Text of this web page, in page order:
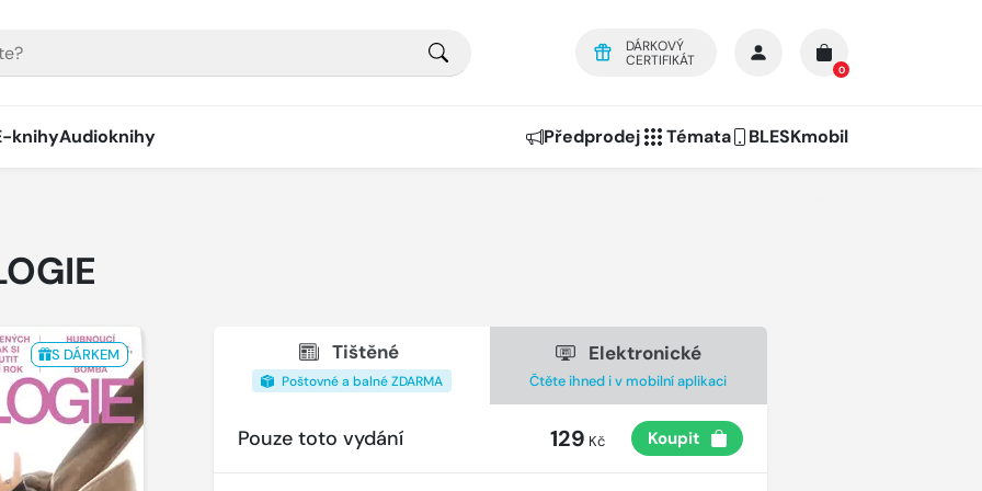
DÁRKOVÝ
CERTIFIKÁT
0
knihyAudioknihy Předprodej Témata BLESKmobil
S DÁRKEM Tištěné
Poštovné a balné ZDARMA
Elektronické
Čtěte ihned i v mobilní aplikaci
Pouze toto vydání 129 Kč Koupit